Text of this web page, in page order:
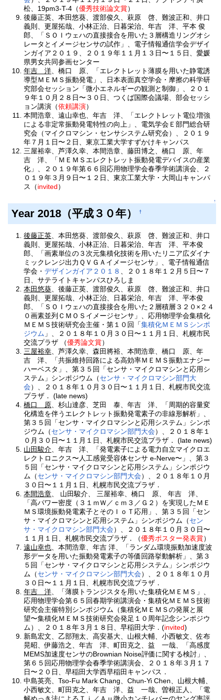
松、19pm3-T-4 （優秀技術論文賞）
後藤正英、本田悠葵、渡部俊久、萩原 啓、難波正和、井口
義則、更屋拓哉、小林正治、日暮栄治、年吉 洋、平本 俊
郎、「ＳＯＩウェハの直接接合を用いた３層構造リングオシ
レータとイメージセンサの試作」、電子情報通信学会デザイ
ンガイア２０１９、２０１９年１１月１３日〜１５日、愛媛
県男女共同参画センター
年吉 洋、橋口 原、「エレクトレット薄膜を用いた静電誘
導型ＭＥＭＳ振動発電」、日本表面真空学会・摩擦の科学研
究部会セッション「微小エネルギーの観測と制御」、２０１
９年１０月２８日〜３０日、つくば国際会議場、部会セッシ
ョン講演（依頼講演）
本間浩章、遠山幸也、年吉 洋、「エレクトレット電位増強
による非定常振動発電特性の向上」、電気学会Ｅ部門総合研
究会（マイクロマシン・センサシステム研究会）、２０１９
年７月１日〜２日、東京工業大学すずかけキャンパス
三屋裕幸、芦澤久幸、本間浩章、藤田博之、橋口 原、年
吉 洋、「ＭＥＭＳエレクトレット振動発電デバイスの産業
化」、２０１９年第６６回応用物理学会春季学術講演会、２
０１９年３月９日〜１２日、東京工業大学・大岡山キャンパ
ス（invited）
↑
Year 2018（平成３０年） †
後藤正英 、本田悠葵、渡部俊久、萩原 啓、難波正和、井口
義則、更屋拓哉、小林正治、日暮栄治、年吉 洋、平本俊
郎、「画素単位の３次元集積化技術を用いたリニア広ダイナ
ミックレンジ出力ＱＶＧＡイメージセンサ」、電子情報通信
学会・デザインガイア２０１８
、２０１８年１２月５日〜７
日、サテライトキャンパスひろしま
本田悠葵 、後藤正英、渡部俊久、萩原 啓、難波正和、井口
義則、更屋拓哉、小林正治、日暮栄治、年吉 洋、平本俊
郎、「ＳＯＩウェハの直接接合を用いた２層積層３２０×２４
０画素並列ＣＭＯＳイメージセンサ」、応用物理学会集積化
ＭＥＭＳ技術研究会主催・第１０回「集積化ＭＥＭＳシンポ
ジウム 」、２０１８年１０月３０日〜１１月１日、札幌市民
交流プラザ （優秀論文賞）
三屋裕幸 、芦澤久幸、森田將裕、本間浩章、橋口 原、年
吉 洋、「共振維持回路による高効率ＭＥＭＳ振動エナジー
ハーベスタ」、第３５回「センサ・マイクロマシンと応用シ
ステム」シンポジウム（センサ・マイクロマシン部門大
会）、２０１８年１０月３０日〜１１月１日、札幌市民交流
プラザ．
(late news)
橋口 原 、杉山達彦、芝田 泰、年吉 洋、「周期的容量変
化構造を伴うエレクトレット振動発電素子の非線形解析」、
第３５回「センサ・マイクロマシンと応用システム」シンポ
ジウム（センサ・マイクロマシン部門大会）、２０１８年１
０月３０日〜１１月１日、札幌市民交流プラザ．
(late news)
山田駿介 、年吉 洋、「発電素子による電力自立マイクロエ
レクトロニクス〜人工感覚受容体センサ e-Nerve〜」、第３
５回「センサ・マイクロマシンと応用システム」シンポジウ
ム（センサ・マイクロマシン部門大会）、２０１８年１０月
３０日〜１１月１日、札幌市民交流プラザ．
本間浩章 、 山田駿介、 三屋裕幸、橋口 原、 年吉 洋、
「高パワー密度（３１ｍＷ／ｃｍ３／Ｇ２）を実現したＭＥ
ＭＳ環境振動発電素子とそのＩｏＴ応用」、第３５回「セン
サ・マイクロマシンと応用システム」シンポジウム（セン
サ・マイクロマシン部門大会）、２０１８年１０月３０日〜
１１月１日、札幌市民交流プラザ．（優秀ポスター発表賞）
遠山幸也 、本間浩章、年吉 洋、「ランダム環境振動加速度波
形データを用いた振動発電素子の等価回路挙動解析」、第３
５回「センサ・マイクロマシンと応用システム」シンポジウ
ム（センサ・マイクロマシン部門大会）、２０１８年１０月
３０日〜１１月１日、札幌市民交流プラザ．
年吉 洋 、「薄膜トランジスタを用いた集積化ＭＥＭＳ」、
応用物理学会第６５回春期学術講演会・集積化ＭＥＭＳ技術
研究会主催特別シンポジウム（集積化ＭＥＭＳの発展と展
望〜集積化ＭＥＭＳ技術研究会発足１０周年記念シンポジウ
ム）、２０１８年３月１８日、早稲田大学．(invited)
新島宏文、乙部翔太、高安基大、山根大輔、小西敏文、佐布
晃昭、伊藤浩之、年吉 洋、町田克之、益 一哉、「高感度
MEMS加速度センサのBrownian Noise評価に関する検討」、
第６５回応用物理学会春季学術講演会、２０１８年３月１７
日〜２０日、早稲田大学西早稲田キャンパス．
中島英亮、Tso-Fu Mark Chang、Chun-Yi Chen、山根大輔、
小西敏文、町田克之、年吉 洋、益 一哉、曽根正人、「電